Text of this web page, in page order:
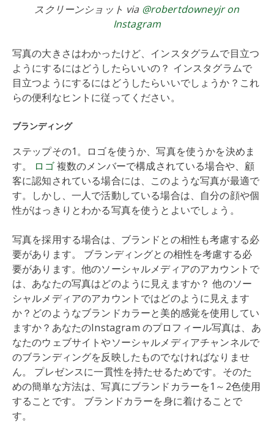
スクリーンショット via @robertdowneyjr on
Instagram
写真の大きさはわかったけど、インスタグラムで目立つ
ようにするにはどうしたらいいの？ インスタグラムで
目立つようにするにはどうしたらいいでしょうか？これ
らの便利なヒントに従ってください。
ブランディング
ステップその1。ロゴを使うか、写真を使うかを決めま
す。
ロゴ複数のメンバーで構成されている場合や、顧
客に認知されている場合には、このような写真が最適で
す。しかし、一人で活動している場合は、自分の顔や個
性がはっきりとわかる写真を使うとよいでしょう。
写真を採用する場合は、ブランドとの相性も考慮する必
要があります。 ブランディングとの相性を考慮する必
要があります。他のソーシャルメディアのアカウントで
は、あなたの写真はどのように見えますか？ 他のソー
シャルメディアのアカウントではどのように見えます
か？どのようなブランドカラーと美的感覚を使用してい
ますか？あなたのInstagram のプロフィール写真は、あ
なたのウェブサイトやソーシャルメディアチャンネルで
のブランディングを反映したものでなければなりませ
ん。 プレゼンスに一貫性を持たせるためです。そのた
めの簡単な方法は、写真にブランドカラーを1～2色使用
することです。 ブランドカラーを身に着けることで
す。